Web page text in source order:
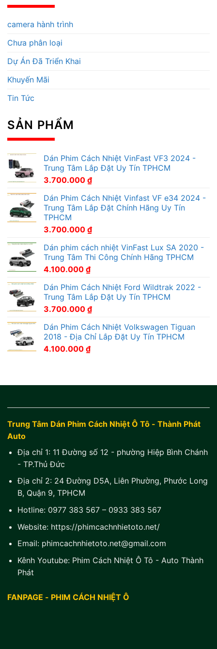
camera hành trình
Chưa phân loại
Dự Án Đã Triển Khai
Khuyến Mãi
Tin Tức
SẢN PHẨM
Dán Phim Cách Nhiệt VinFast VF3 2024 -
Trung Tâm Lắp Đặt Uy Tín TPHCM
3.700.000 ₫
Dán Phim Cách Nhiệt Vinfast VF e34 2024 -
Trung Tâm Lắp Đặt Chính Hãng Uy Tín
TPHCM
3.700.000 ₫
Dán phim cách nhiệt VinFast Lux SA 2020 -
Trung Tâm Thi Công Chính Hãng TPHCM
4.100.000 ₫
Dán Phim Cách Nhiệt Ford Wildtrak 2022 -
Trung Tâm Lắp Đặt Uy Tín TPHCM
3.700.000 ₫
Dán Phim Cách Nhiệt Volkswagen Tiguan
2018 - Địa Chỉ Lắp Đặt Uy Tín TPHCM
4.100.000 ₫
Trung Tâm Dán Phim Cách Nhiệt Ô Tô - Thành Phát
Auto
Địa chỉ 1: 11 Đường số 12 - phường Hiệp Bình Chánh
- TP.Thủ Đức
Địa chỉ 2: 24 Đường D5A, Liên Phường, Phước Long
B, Quận 9, TPHCM
Hotline: 0977 383 567– 0933 383 567
Website: https://phimcachnhietoto.net/
Email: phimcachnhietoto.net@gmail.com
Kênh Youtube: Phim Cách Nhiệt Ô Tô - Auto Thành
Phát
FANPAGE - PHIM CÁCH NHIỆT Ô